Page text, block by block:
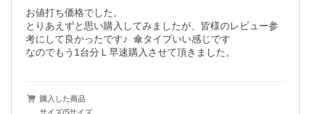
お値打ち価格でした。
とりあえずと思い購入してみましたが、皆様のレビュー参
考にして良かったです♪  傘タイプいい感じです
なのでもう1台分Ｌ早速購入させて頂きました。
購入した商品
サイズ/Sサイズ